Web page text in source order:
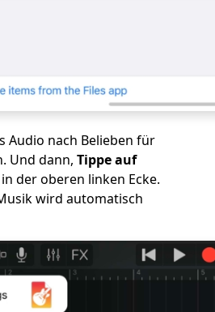
Audio nach Belieben für
Und dann, Tippe auf
in der oberen linken Ecke.
wird automatisch